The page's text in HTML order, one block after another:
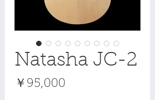
Natasha JC-2
￥95,000